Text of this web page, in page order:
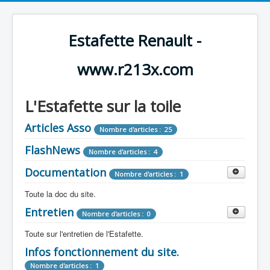
Estafette Renault -
www.r213x.com
L'Estafette sur la toile
Articles Asso Nombre d'articles : 25
FlashNews Nombre d'articles : 4
Documentation Nombre d'articles : 1
Toute la doc du site.
Revue de Presse Nombre d'articles : 9
Tous les articles que l'on a vu sur l'estafette !
Camping Car Nombre d'articles : 3
Entretien Nombre d'articles : 0
Toute sur l'entretien de l'Estafette.
Mécanique Nombre d'articles : 0
Infos fonctionnement du site.
Nombre d'articles : 1